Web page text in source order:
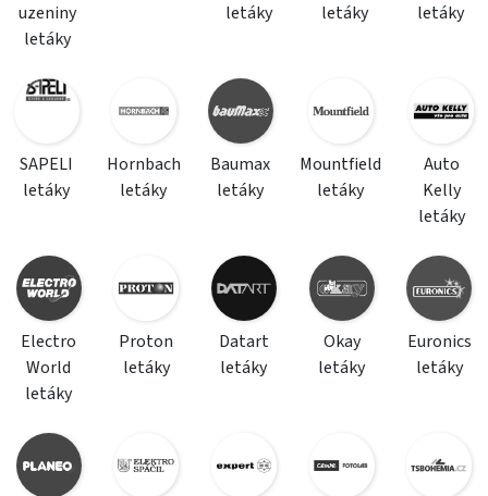
uzeniny
letáky
letáky
letáky
letáky
SAPELI
letáky
Hornbach
letáky
Baumax
letáky
Mountfield
letáky
Auto
Kelly
letáky
Electro
World
letáky
Proton
letáky
Datart
letáky
Okay
letáky
Euronics
letáky